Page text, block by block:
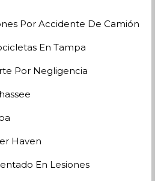
Por Accidente De Camión
En Tampa
Por Negligencia
Haven
En Lesiones